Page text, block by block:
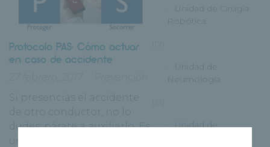
Protocolo PAS: Cómo actuar
en caso de accidente
Si presencias el accidente
de otro conductor, no lo
dudes: párate a auxiliarlo. Es
Unidad de Cirugía
Robótica
Unidad de
Neumología
Unidad de